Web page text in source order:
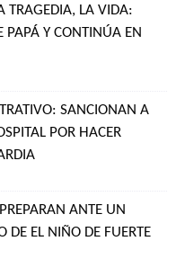
TRAGEDIA, LA VIDA:
PAPÁ Y CONTINÚA EN
SANCIONAN A
POR HACER
ANTE UN
DE EL NIÑO DE FUERTE